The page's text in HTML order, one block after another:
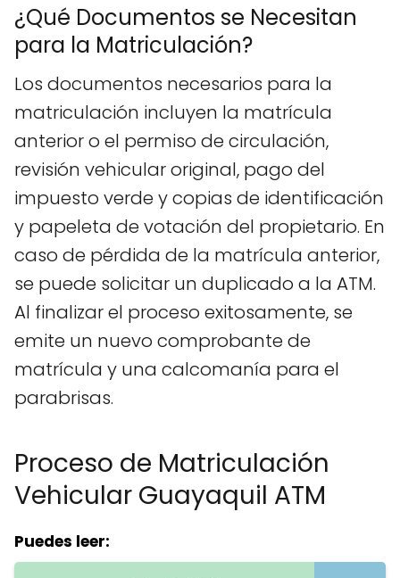
¿Qué Documentos se Necesitan
para la Matriculación?
Los documentos necesarios para la
matriculación incluyen la matrícula
anterior o el permiso de circulación,
revisión vehicular original, pago del
impuesto verde y copias de identificación
y papeleta de votación del propietario. En
caso de pérdida de la matrícula anterior,
se puede solicitar un duplicado a la ATM.
Al finalizar el proceso exitosamente, se
emite un nuevo comprobante de
matrícula y una calcomanía para el
parabrisas.
Proceso de Matriculación
Vehicular Guayaquil ATM
Puedes leer: